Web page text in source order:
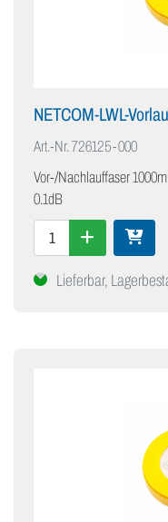
NETCOM-LWL-
Art.-Nr.726125-000
Vor-/Nachlauffaser
0.1dB
Lieferbar,